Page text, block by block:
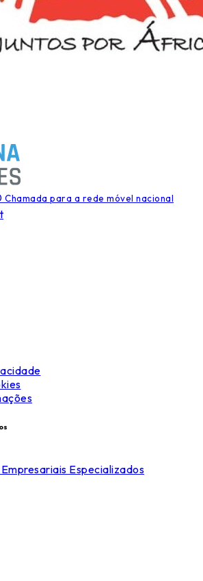
Chamada para a rede móvel nacional
Especializados